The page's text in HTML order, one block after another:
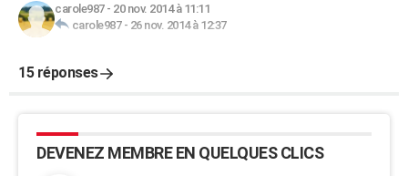
carole987- 20 nov. 2014 à 11:11
carole987- 26 nov. 2014 à 12:37
15 réponses
DEVENEZ MEMBRE EN QUELQUES CLICS